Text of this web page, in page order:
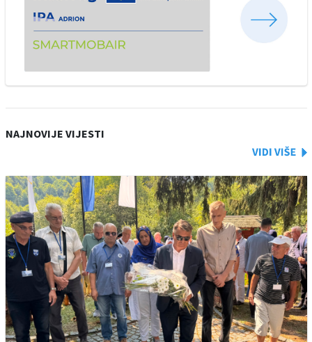
NAJNOVIJE VIJESTI